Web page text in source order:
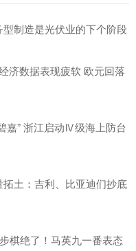
制造是光伏业的下个阶段
济数据表现疲软 欧元回落
嘉” 浙江启动Ⅳ级海上防台
土：吉利、比亚迪们抄底
棋绝了！马英九一番表态